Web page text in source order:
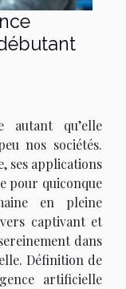
autant qu’elle
nos sociétés.
ses applications
pour quiconque
en pleine
captivant et
dans
Définition de
artificielle